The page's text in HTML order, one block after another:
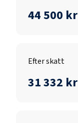
44 500 kr
Efter skatt
31 332 kr